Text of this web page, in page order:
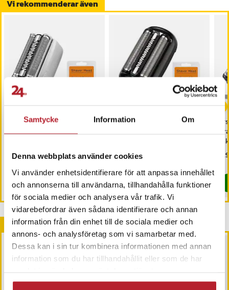
Samtycke Information Om
Denna webbplats använder cookies
Vi använder enhetsidentifierare för att anpassa innehållet
och annonserna till användarna, tillhandahålla funktioner
för sociala medier och analysera vår trafik. Vi
vidarebefordrar även sådana identifierare och annan
information från din enhet till de sociala medier och
annons- och analysföretag som vi samarbetar med.
Dessa kan i sin tur kombinera informationen med annan
information som du har tillhandahållit eller som de har
Vi rekommenderar även
Rakhuvud till Braun
Series 8 Shavers 8325S /
Pris:189 kr
189 kr
Köp
Rakhuvud till Braun
7027CS, 70-B7200CC
Pris:179 kr
179 kr
Köp
6
Andra köpte också